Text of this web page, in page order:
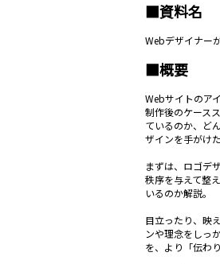
■資料名
Webデザイナー
■概要
Webサイトのア
制作後のケース
ているのか、ど
ザインを手がけ
まずは、ロゴデ
秩序を与えて整
いるのか解説。
目立ったり、映
ンや理念をしっ
を、より「伝わ